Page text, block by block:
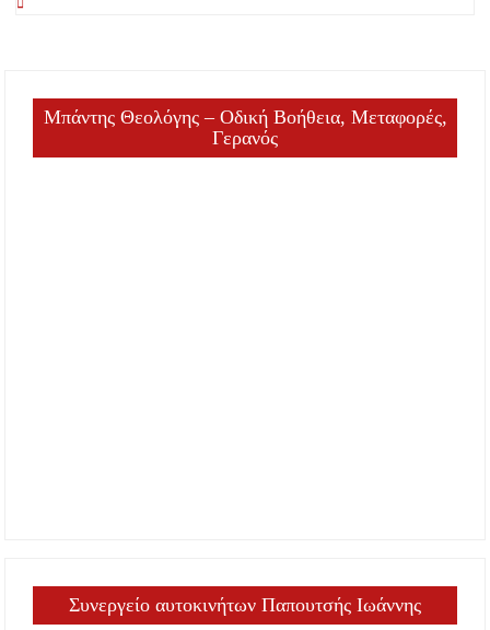
Μπάντης Θεολόγης – Οδική Βοήθεια, Μεταφορές,
Γερανός
Συνεργείο αυτοκινήτων Παπουτσής Ιωάννης